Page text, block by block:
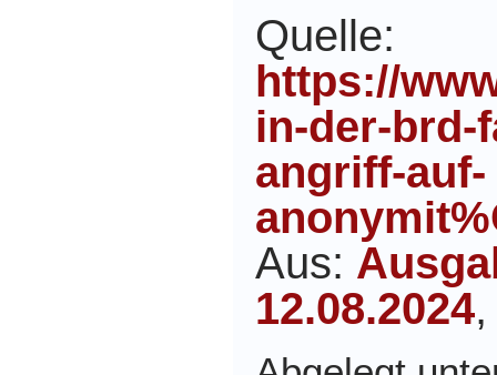
Quelle:
https://
in-der-brd-
angriff-auf-
Aus:
12.08.2024